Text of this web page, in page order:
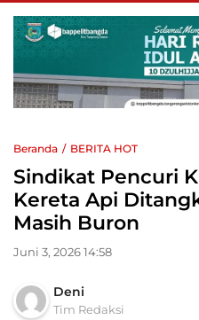
Beranda BERITA HOT
Sindikat Pencuri
Kereta Api
Masih Buron
Juni 3, 2026 14:58
Deni
Tim Redaksi